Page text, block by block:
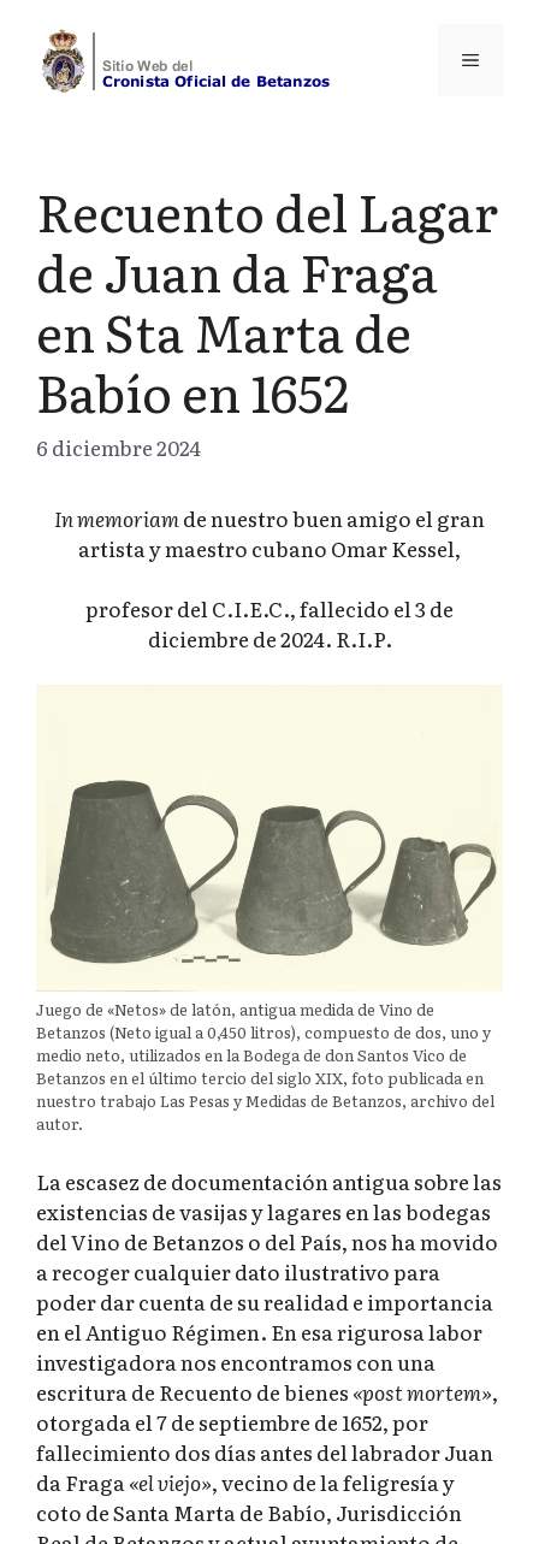
contenido
Menú
Recuento del Lagar
de Juan da Fraga
en Sta Marta de
Babío en 1652
6 diciembre 2024
In memoriam de nuestro buen amigo el gran
artista y maestro cubano Omar Kessel,
profesor del C.I.E.C., fallecido el 3 de
diciembre de 2024. R.I.P.
Juego de «Netos» de latón, antigua medida de Vino de
Betanzos (Neto igual a 0,450 litros), compuesto de dos, uno y
medio neto, utilizados en la Bodega de don Santos Vico de
Betanzos en el último tercio del siglo XIX, foto publicada en
nuestro trabajo Las Pesas y Medidas de Betanzos, archivo del
autor.
La escasez de documentación antigua sobre las
existencias de vasijas y lagares en las bodegas
del Vino de Betanzos o del País, nos ha movido
a recoger cualquier dato ilustrativo para
poder dar cuenta de su realidad e importancia
en el Antiguo Régimen. En esa rigurosa labor
investigadora nos encontramos con una
escritura de Recuento de bienes«post mortem»,
otorgada el 7 de septiembre de 1652, por
fallecimiento dos días antes del labrador Juan
da Fraga «el viejo», vecino de la feligresía y
coto de Santa Marta de Babío, Jurisdicción